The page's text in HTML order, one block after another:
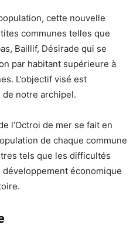
cette nouvelle
communes telles que
Baillif, Désirade qui se
par habitant supérieure à
L’objectif visé est
de notre archipel.
l’Octroi de mer se fait en
de chaque commune
tels que les difficultés
économique